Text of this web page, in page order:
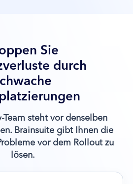
Sie
durch
Team steht vor denselben
Brainsuite gibt Ihnen die
vor dem Rollout zu
lösen.